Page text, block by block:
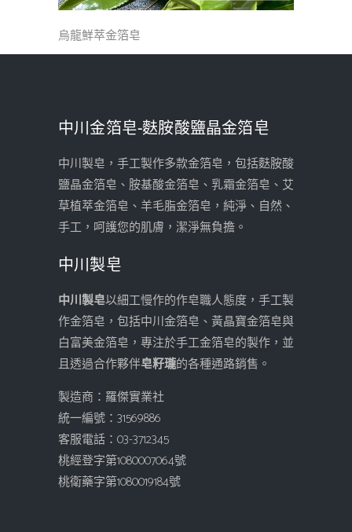
烏龍鮮萃金箔皂
中川金箔皂-麩胺酸鹽晶金箔皂
中川製皂，手工製作多款金箔皂，包括麩胺酸
鹽晶金箔皂、胺基酸金箔皂、乳霜金箔皂、艾
草植萃金箔皂、羊毛脂金箔皂，純淨、自然、
手工，呵護您的肌膚，潔淨無負擔。
中川製皂
中川製皂以細工慢作的作皂職人態度，手工製
作金箔皂，包括中川金箔皂、黃晶寶金箔皂與
白富美金箔皂，專注於手工金箔皂的製作，並
且透過合作夥伴皂籽瓏的各種通路銷售。
製造商：羅傑實業社
統一編號：31569886
客服電話：03-3712345
桃經登字第1080007064號
桃衛藥字第1080019184號